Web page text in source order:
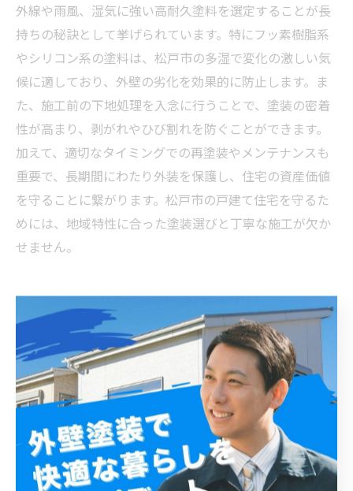
外線や雨風、湿気に強い高耐久塗料を選定することが長
持ちの秘訣として挙げられています。特にフッ素樹脂系
やシリコン系の塗料は、松戸市の多湿で変化の激しい気
候に適しており、外壁の劣化を効果的に防止します。ま
た、施工前の下地処理を入念に行うことで、塗装の密着
性が高まり、剥がれやひび割れを防ぐことができます。
加えて、適切なタイミングでの再塗装やメンテナンスも
重要で、長期間にわたり外装を保護し、住宅の資産価値
を守ることに繋がります。松戸市の戸建て住宅を守るた
めには、地域特性に合った塗装選びと丁寧な施工が欠か
せません。
外壁塗装で快適・安心な暮らしを実現！松戸市戸建て
の長寿命化を目指して
松戸市の戸建て住宅において、外壁塗装は住宅の美観維
持だけでなく、建物の耐久性を保つために欠かせないメ
ンテナンスです。松戸市は四季折々の気候変化が激し
く、特に紫外線や雨風の影響が外壁に及びやすいため、
適切な塗装を施すことが重要です。外壁塗装は塗料の種